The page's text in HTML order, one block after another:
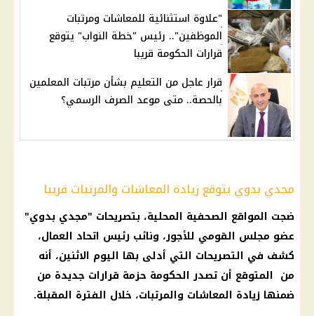
"علاوة استثنائية للمعاشات ومرتبات
الموظفين".. رئيس "خطة النواب" يتوقع
قرارات الحكومة قريبا
قرار عاجل من التعليم بشأن مرتبات المعلمين
بالحصة.. متى موعد الصرف الرسمي؟
مجدي بدوي يتوقع زيادة المعاشات والمرتبات قريبا
ضجت المواقع الصحفية المحلية، بتصريحات "مجدي بدوي"
عضو مجلس القومي للأجور، ونائب رئيس اتحاد العمال،
كشف في التصريحات التي أدلى بها اليوم الاثنين، أنه
من المتوقع أن تصدرالحكومة حزمة قرارات جديدة من
ضمنها زيادة المعاشات والمرتبات، خلال الفترة المقبلة.